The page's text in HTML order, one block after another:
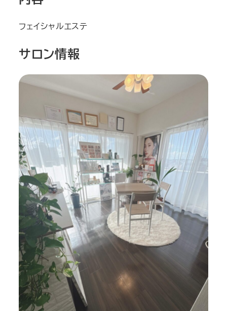
フェイシャルエステ
サロン情報